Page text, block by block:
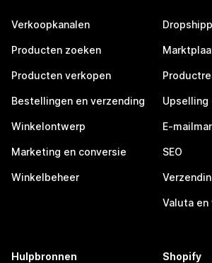
Verkoopkanalen
Producten zoeken
Producten verkopen
Bestellingen en verzending
Winkelontwerp
Marketing en conversie
Winkelbeheer
Upselling
E-
SEO
Valuta en
Hulpbronnen Shopify